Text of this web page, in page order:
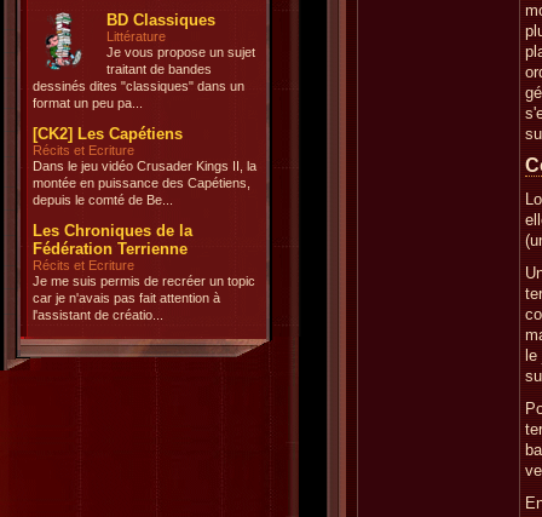
BD Classiques
Littérature
Je vous propose un sujet
traitant de bandes
dessinés dites "classiques" dans un
format un peu pa...
[CK2] Les Capétiens
Récits et Ecriture
Dans le jeu vidéo Crusader Kings II, la
montée en puissance des Capétiens,
depuis le comté de Be...
Les Chroniques de la
Fédération Terrienne
Récits et Ecriture
Je me suis permis de recréer un topic
car je n'avais pas fait attention à
l'assistant de créatio...